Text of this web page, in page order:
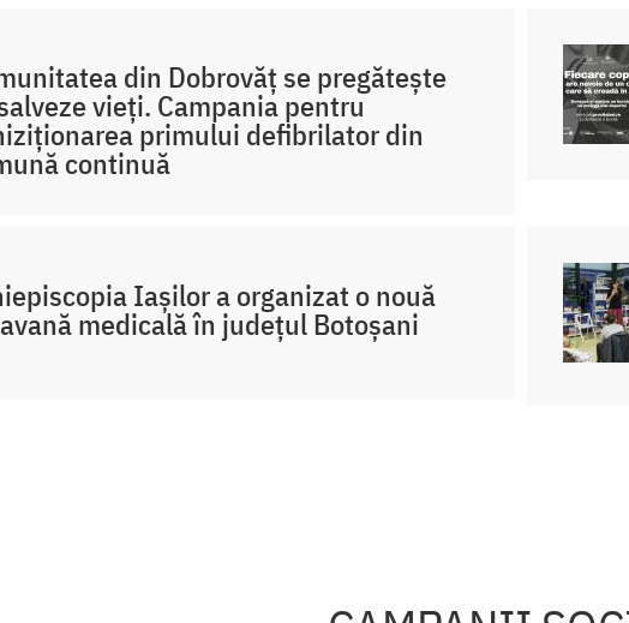
din Dobrovăț se pregătește
vieți. Campania pentru
primului defibrilator din
continuă
Iașilor a organizat o nouă
medicală în județul Botoșani